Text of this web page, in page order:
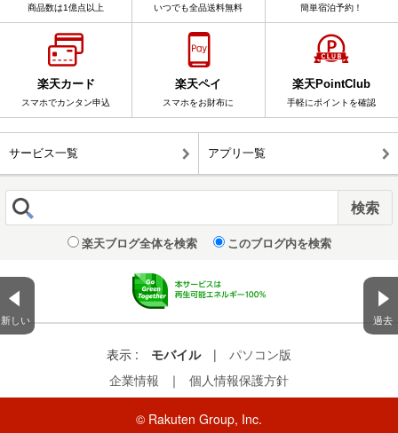
新しい 過去
商品数は1億点以上 いつでも全品送料無料 簡単宿泊予約！
楽天カード
スマホでカンタン申込
楽天ペイ
スマホをお財布に
楽天PointClub
手軽にポイントを確認
サービス一覧 アプリ一覧
楽天ブログ全体を検索 このブログ内を検索
表示 : モバイル |
パソコン版
企業情報
｜ 個人情報保護方針
© Rakuten Group, Inc.